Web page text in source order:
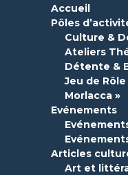
Accueil
Pôles
Culture &
Ateliers
Détente &
Jeu de
Morlacca »
Evénements
Articles
Art et